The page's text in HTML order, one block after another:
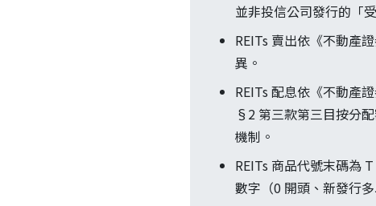
並非投信公司發行的「
REITs 賣出依《不動產
異。
REITs 配息依《不動產
§2 第三款第三目按分
機制。
REITs 商品代號末碼為
數字（0 開頭、新發行